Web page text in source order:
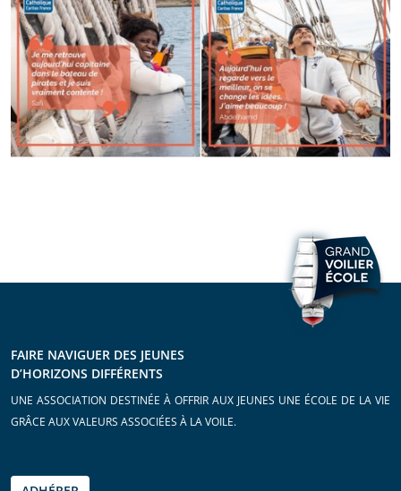
FAIRE NAVIGUER DES JEUNES
D’HORIZONS DIFFÉRENTS
UNE ASSOCIATION DESTINÉE À OFFRIR AUX JEUNES UNE ÉCOLE DE LA VIE
GRÂCE AUX VALEURS ASSOCIÉES À LA VOILE.